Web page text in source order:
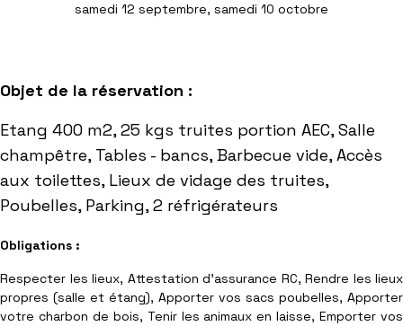
samedi 12 septembre, samedi 10 octobre
Objet de la réservation :
Etang 400 m2, 25 kgs truites portion AEC, Salle
champêtre, Tables - bancs, Barbecue vide, Accès
aux toilettes, Lieux de vidage des truites,
Poubelles, Parking, 2 réfrigérateurs
Obligations :
Respecter les lieux, Attestation d'assurance RC, Rendre les lieux
propres (salle et étang), Apporter vos sacs poubelles, Apporter
votre charbon de bois, Tenir les animaux en laisse, Emporter vos